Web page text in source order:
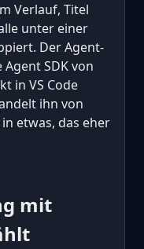
Verlauf, Titel
unter einer
Der Agent-
SDK von
in VS Code
ihn von
etwas, das eher
mit